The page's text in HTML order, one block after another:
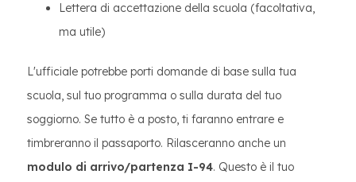
Lettera di accettazione della scuola (facoltativa,
ma utile)
L'ufficiale potrebbe porti domande di base sulla tua
scuola, sul tuo programma o sulla durata del tuo
soggiorno. Se tutto è a posto, ti faranno entrare e
timbreranno il passaporto. Rilasceranno anche un
modulo di arrivo/partenza I-94. Questo è il tuo